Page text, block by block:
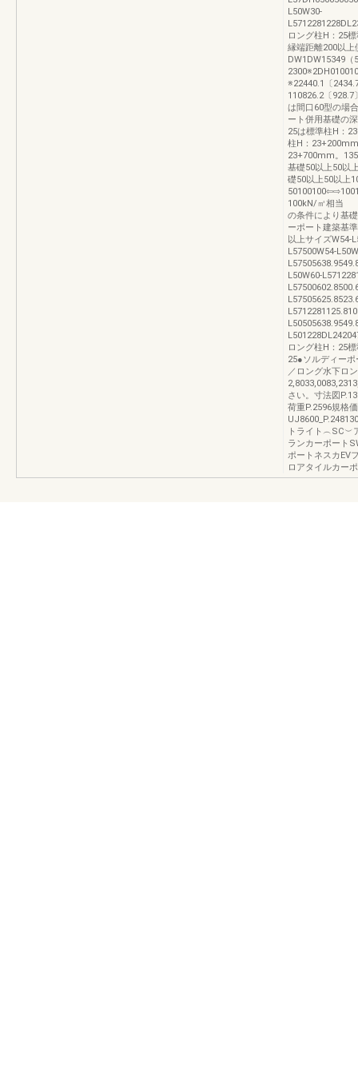
L50W30-
ロング柱H：25
縁端距離200以上
DW1DW15349（
※22440.1〔
110826.2〔
は間口60型の場
ート併用基礎の
25は標準柱H：
柱H：
23+700mm。
基礎50以上50以
礎50以上50以上
100kN/㎡相当
の条件により基
ーポート建築基
以上サイズW54-
L57500W54-
L50W60-
ロング柱H：25
25●ソルディー
／ロング水下ロ
さい。寸法図
荷重P.2596規格
トライト
ランカーポート
ポートネスカEV
ロアタイルカー